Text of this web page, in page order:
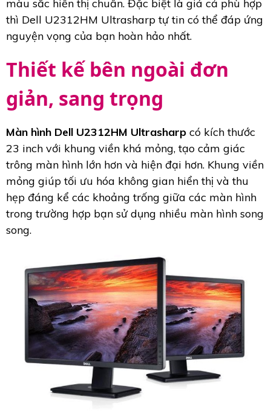
màu sắc hiển thị chuẩn. Đặc biệt là giá cả phù hợp
thì Dell U2312HM Ultrasharp tự tin có thể đáp ứng
nguyện vọng của bạn hoàn hảo nhất.
Thiết kế bên ngoài đơn
giản, sang trọng
Màn hình Dell U2312HM Ultrasharp có kích thước
23 inch với khung viền khá mỏng, tạo cảm giác
trông màn hình lớn hơn và hiện đại hơn. Khung viền
mỏng giúp tối ưu hóa không gian hiển thị và thu
hẹp đáng kể các khoảng trống giữa các màn hình
trong trường hợp bạn sử dụng nhiều màn hình song
song.